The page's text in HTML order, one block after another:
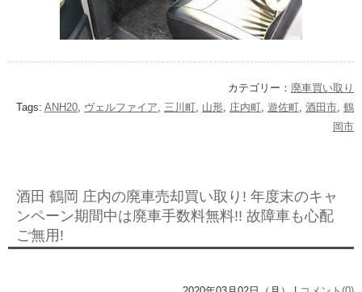
カテゴリー： 廃車買い取り
Tags: ANH20 ヴェルファイア 三川町 山形 庄内町 遊佐町 酒田市 鶴
岡市
酒田 鶴岡 庄内の廃車売却買い取り! 年度末のキャ
ンペーン期間中は廃車手数料無料!! 故障車も心配
ご無用!